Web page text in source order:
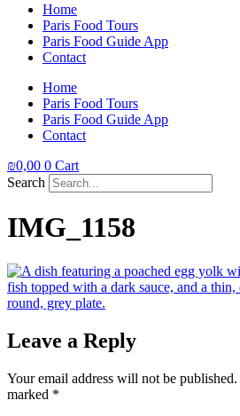
Home
Paris Food Tours
Paris Food Guide App
Contact
Home
Paris Food Tours
Paris Food Guide App
Contact
₪0,00 0 Cart
Search
IMG_1158
Leave a Reply
Your email address will not be published.
marked *